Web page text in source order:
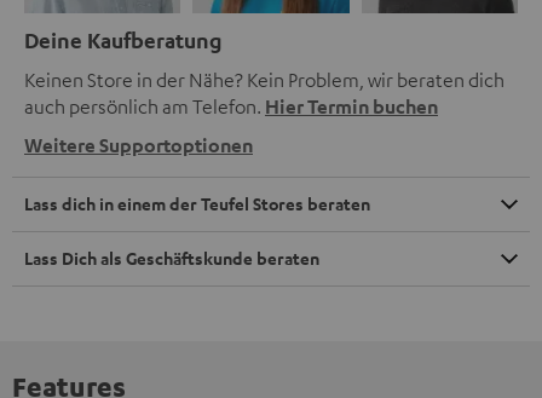
Deine Kaufberatung
Keinen Store in der Nähe? Kein Problem, wir beraten dich
auch persönlich am Telefon. Hier Termin buchen
Weitere Supportoptionen
Lass dich in einem der Teufel Stores beraten
Lass Dich als Geschäftskunde beraten
Features